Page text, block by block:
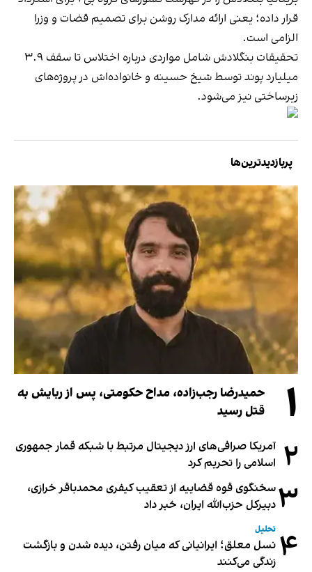
قرار داده؛ یعنی ارائه مدارک روشن برای تصمیم قضات و وزرا
الزامی است.
تحقیقات بنگلادش شامل مواردی درباره اختلاس تا سقف ۳.۹
میلیارد پوند توسط شیخ حسینه و خانواده‌اش در پروژه‌های
زیرساختی نیز می‌شود.
پربازدیدترین‌ها
۱
حمیدرضا رجب‌زاده، مداح حکومتی، پس از ربایش به
قتل رسید
۲ آمریکا صرافی‌های ارز دیجیتال مرتبط با شبکه قمار جمهوری
اسلامی را تحریم کرد
۳سخنگوی قوه قضاییه از تعقیب کیفری محمدباقر خرازی،
دبیر‌کل حزب‌الله ایران، خبر داد
۴ تحلیل
نسل معلق؛ ایرانیانی که میان رفتن، دیده شدن و بازگشت
زندگی می‌کنند